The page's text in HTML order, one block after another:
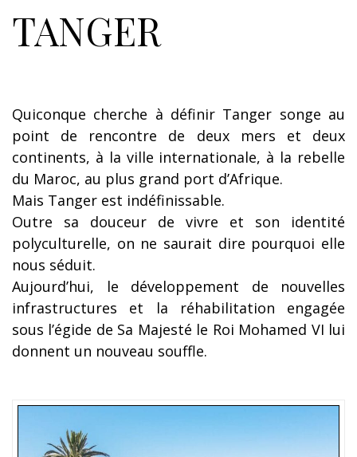
TANGER
Quiconque cherche à définir Tanger songe au
point de rencontre de deux mers et deux
continents, à la ville internationale, à la rebelle
du Maroc, au plus grand port d’Afrique.
Mais Tanger est indéfinissable.
Outre sa douceur de vivre et son identité
polyculturelle, on ne saurait dire pourquoi elle
nous séduit.
Aujourd’hui, le développement de nouvelles
infrastructures et la réhabilitation engagée
sous l’égide de Sa Majesté le Roi Mohamed VI lui
donnent un nouveau souffle.